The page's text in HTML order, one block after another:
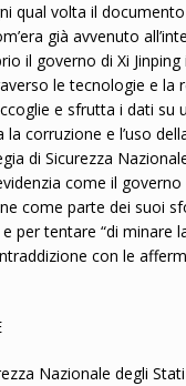
qual volta il
già avvenuto
il governo di Xi
le tecnologie e la
e sfrutta i dati su
corruzione e l’uso
di Sicurezza
come il
come parte dei suoi
per tentare “di minare
con le
Nazionale degli